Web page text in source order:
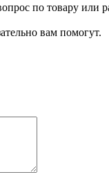
по товару или
вам помогут.